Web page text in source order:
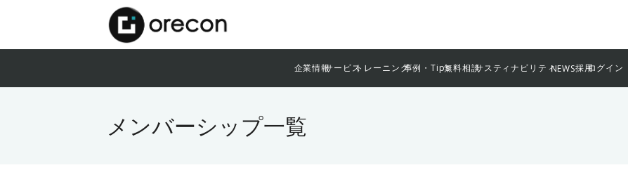
企業情報サービストレーニング事例・Tips無料相談サスティナビリティNEWS採用ログイン
メンバーシップ一覧